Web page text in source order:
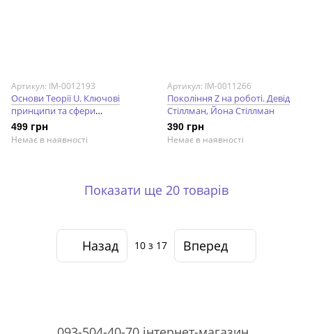
Артикул: IM-0012193
Основи Теорії U. Ключові
принципи та сфери
застосування. Отто Шрамер
499 грн
Немає в наявності
Артикул: IM-0011266
Покоління Z на роботі. Девід
Стіллман, Йона Стіллман
390 грн
Немає в наявності
Показати ще 20 товарів
Назад 10з 17 Вперед